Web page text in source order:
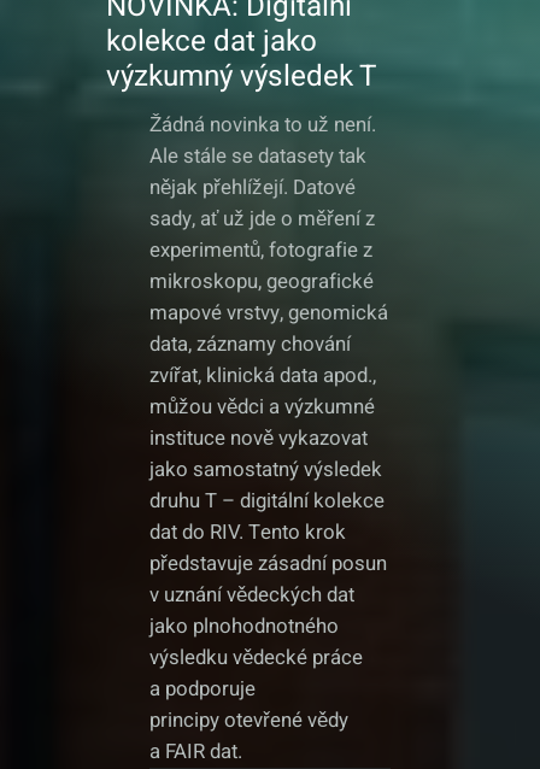
kolekce dat jako
výzkumný výsledek T
Žádná novinka to už není.
Ale stále se datasety tak
nějak přehlížejí. Datové
sady, ať už jde o měření z
experimentů, fotografie z
mikroskopu, geografické
mapové vrstvy, genomická
data, záznamy chování
zvířat, klinická data apod.,
můžou vědci a výzkumné
instituce nově vykazovat
jako samostatný výsledek
druhu T – digitální kolekce
dat do RIV. Tento krok
představuje zásadní posun
v uznání vědeckých dat
jako plnohodnotného
výsledku vědecké práce
a podporuje
principy otevřené vědy
a FAIR dat.